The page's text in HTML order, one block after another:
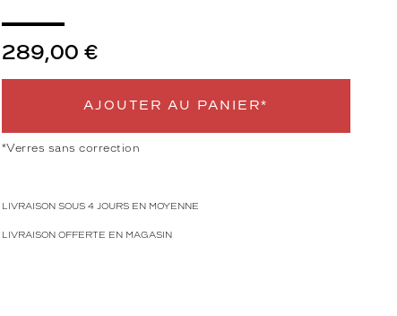
289,00 €
AJOUTER AU PANIER*
*Verres sans correction
LIVRAISON SOUS 4 JOURS EN MOYENNE
LIVRAISON OFFERTE EN MAGASIN